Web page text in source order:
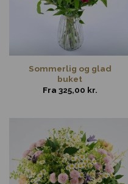
Sommerlig og glad
buket
Fra 325,00 kr.